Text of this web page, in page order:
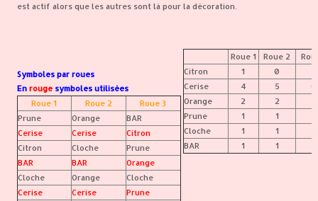
est actif alors que les autres sont là pour la décoration.
Symboles par roues
En rouge symboles utilisées
Roue 1
Roue 2
Roue 3
Prune
Orange
BAR
Cerise
Cerise
Citron
Citron
Cloche
Prune
BAR
BAR
Orange
Cloche
Orange
Cloche
Cerise
Cerise
Prune
Roue 1 Roue 2
Citron
1 0
Cerise
4 5
0
Orange
2 2
Prune
1 1
Cloche
1 1
BAR
1 1